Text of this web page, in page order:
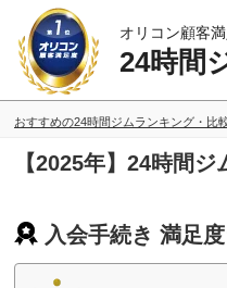
オリコン顧客
24時間
おすすめの24時間ジムランキング・比
【2025年】24時間
入会手続き 満足